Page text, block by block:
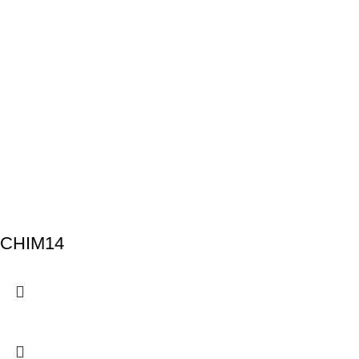
CHIM14